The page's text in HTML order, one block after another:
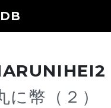
に幣（２）